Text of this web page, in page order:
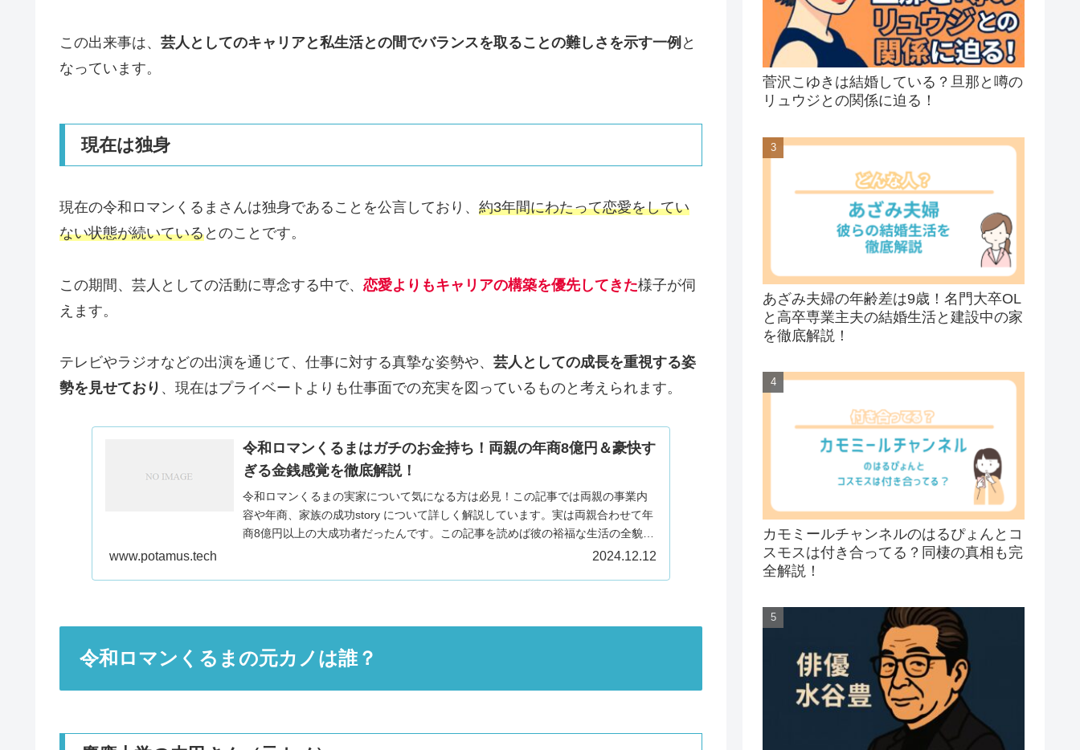
この出来事は、 芸人としてのキャリアと私生活との間でバランスを取ることの難しさを示す一例 と
なっています。
現在は独身
現在の令和ロマンくるまさんは独身であることを公言しており、 約3年間にわたって恋愛をしてい
ない状態が続いているとのことです。
この期間、芸人としての活動に専念する中で、 恋愛よりもキャリアの構築を優先してきた様子が伺
えます。
テレビやラジオなどの出演を通じて、仕事に対する真摯な姿勢や、 芸人としての成長を重視する姿
勢を見せており 、現在はプライベートよりも仕事面での充実を図っているものと考えられます。
令和ロマンくるまはガチのお金持ち！両親の年商8億円＆豪快す
ぎる金銭感覚を徹底解説！
令和ロマンくるまの実家について気になる方は必見！この記事では両親の事業内
容や年商、家族の成功story について詳しく解説しています。実は両親合わせて年
商8億円以上の大成功者だったんです。この記事を読めば彼の裕福な生活の全貌が
www.potamus.tech 2024.12.12
令和ロマンくるまの元カノは誰？
菅沢こゆきは結婚している？旦那と噂の
リュウジとの関係に迫る！
あざみ夫婦の年齢差は9歳！名門大卒OL
と高卒専業主夫の結婚生活と建設中の家
を徹底解説！
カモミールチャンネルのはるぴょんとコ
スモスは付き合ってる？同棲の真相も完
全解説！